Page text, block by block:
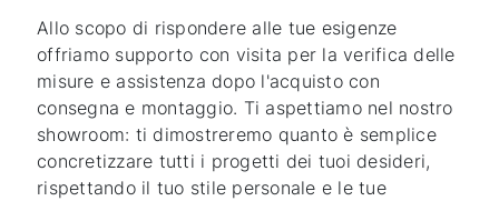
Allo scopo di rispondere alle tue esigenze
offriamo supporto con visita per la verifica delle
misure e assistenza dopo l'acquisto con
consegna e montaggio. Ti aspettiamo nel nostro
showroom: ti dimostreremo quanto è semplice
concretizzare tutti i progetti dei tuoi desideri,
rispettando il tuo stile personale e le tue